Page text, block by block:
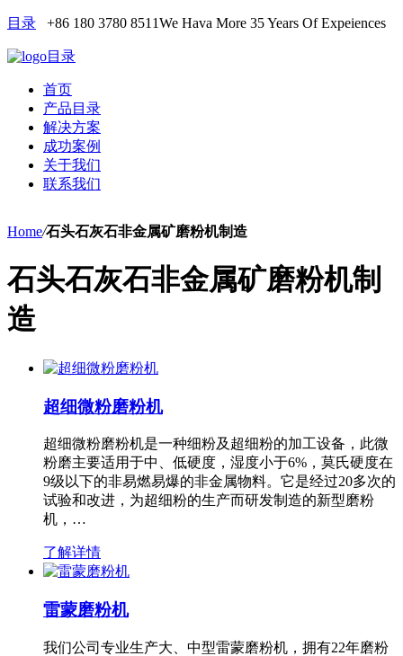
目录 +86 180 3780 8511We Hava More 35 Years Of Expeiences
目录
首页
产品目录
解决方案
成功案例
关于我们
联系我们
Home/石头石灰石非金属矿磨粉机制造
石头石灰石非金属矿磨粉机制
造
超细微粉磨粉机
超细微粉磨粉机是一种细粉及超细粉的加工设备，此微
粉磨主要适用于中、低硬度，湿度小于6%，莫氏硬度在
9级以下的非易燃易爆的非金属物料。它是经过20多次的
试验和改进，为超细粉的生产而研发制造的新型磨粉
机，…
了解详情
雷蒙磨粉机
我们公司专业生产大、中型雷蒙磨粉机，拥有22年磨粉